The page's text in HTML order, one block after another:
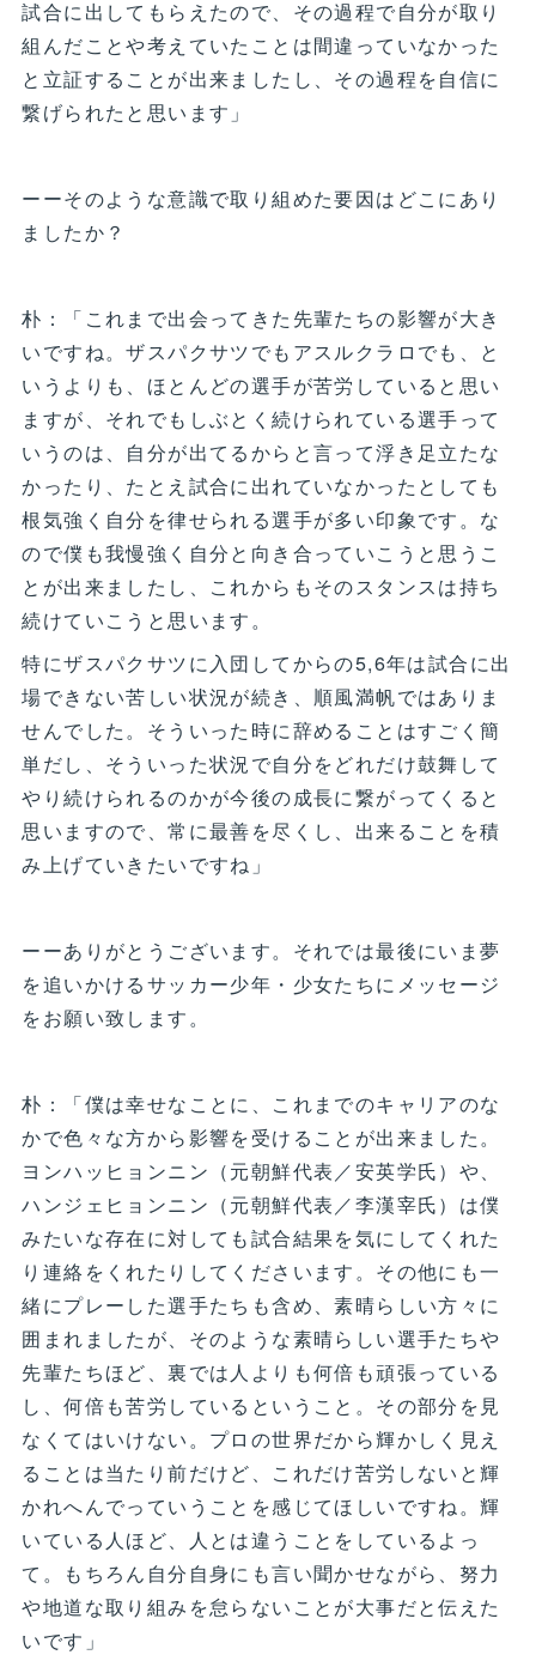
試合に出してもらえたので、その過程で自分が取り
組んだことや考えていたことは間違っていなかった
と立証することが出来ましたし、その過程を自信に
繋げられたと思います」
ーーそのような意識で取り組めた要因はどこにあり
ましたか？
朴：「これまで出会ってきた先輩たちの影響が大き
いですね。ザスパクサツでもアスルクラロでも、と
いうよりも、ほとんどの選手が苦労していると思い
ますが、それでもしぶとく続けられている選手って
いうのは、自分が出てるからと言って浮き足立たな
かったり、たとえ試合に出れていなかったとしても
根気強く自分を律せられる選手が多い印象です。な
ので僕も我慢強く自分と向き合っていこうと思うこ
とが出来ましたし、これからもそのスタンスは持ち
続けていこうと思います。
特にザスパクサツに入団してからの5,6年は試合に出
場できない苦しい状況が続き、順風満帆ではありま
せんでした。そういった時に辞めることはすごく簡
単だし、そういった状況で自分をどれだけ鼓舞して
やり続けられるのかが今後の成長に繋がってくると
思いますので、常に最善を尽くし、出来ることを積
み上げていきたいですね」
ーーありがとうございます。それでは最後にいま夢
を追いかけるサッカー少年・少女たちにメッセージ
をお願い致します。
朴：「僕は幸せなことに、これまでのキャリアのな
かで色々な方から影響を受けることが出来ました。
ヨンハッヒョンニン（元朝鮮代表／安英学氏）や、
ハンジェヒョンニン（元朝鮮代表／李漢宰氏）は僕
みたいな存在に対しても試合結果を気にしてくれた
り連絡をくれたりしてくださいます。その他にも一
緒にプレーした選手たちも含め、素晴らしい方々に
囲まれましたが、そのような素晴らしい選手たちや
先輩たちほど、裏では人よりも何倍も頑張っている
し、何倍も苦労しているということ。その部分を見
なくてはいけない。プロの世界だから輝かしく見え
ることは当たり前だけど、これだけ苦労しないと輝
かれへんでっていうことを感じてほしいですね。輝
いている人ほど、人とは違うことをしているよっ
て。もちろん自分自身にも言い聞かせながら、努力
や地道な取り組みを怠らないことが大事だと伝えた
いです」